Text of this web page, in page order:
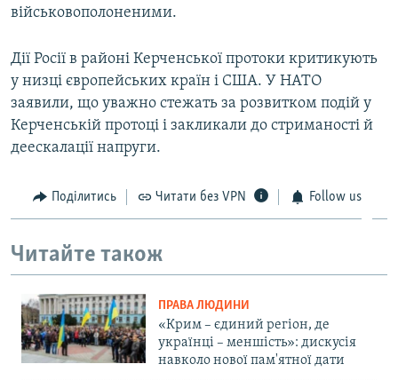
військовополоненими.
Дії Росії в районі Керченської протоки критикують
у низці європейських країн і США. У НАТО
заявили, що уважно стежать за розвитком подій у
Керченській протоці і закликали до стриманості й
деескалації напруги.
Поділитись Читати без VPN Follow us
Читайте також
ПРАВА ЛЮДИНИ
«Крим – єдиний регіон, де
українці – меншість»: дискусія
навколо нової пам'ятної дати